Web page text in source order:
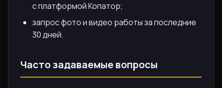
с платформой Копатор;
запрос фото и видео работы за последние
30 дней.
Часто задаваемые вопросы